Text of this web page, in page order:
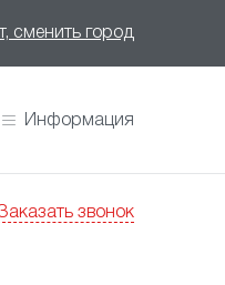
сменить город
Информация
звонок